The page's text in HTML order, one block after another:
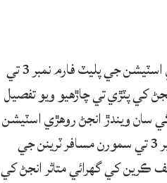
روهڙي: سکر کان لوڪو شيڊ ورڪشاپ مال گاڏي سان ويندڙ انجڻ روهڙي اسٽيشن جي پليٽ فارم نمبر 3 تي
کي پٽڙي تي چاڙهيو ويو تفصيل
ويندڙ انجڻ روهڙي اسٽيشن
جي پليٽ فارم نمبر 3 تي پٽڙي تان لهي ويو جنهن جي ڪري پليٽ فارم نمبر 3 تي سمورن مسافر ٽرينن جي
ڪرين کي گهرائي متاثر انجڻ کي